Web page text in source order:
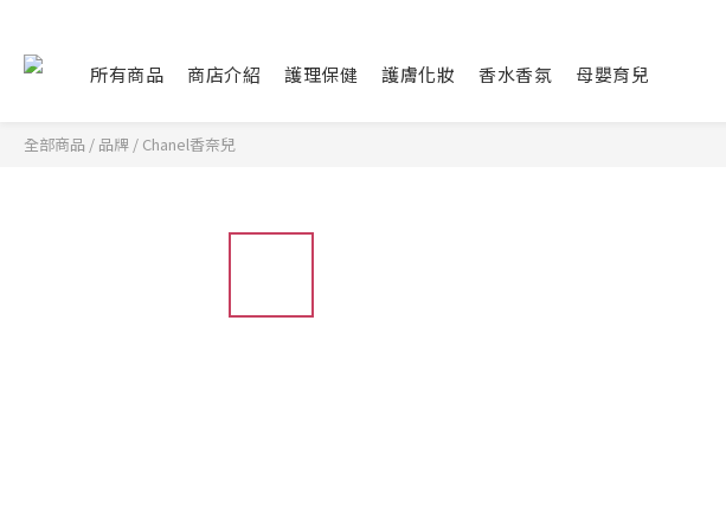
所有商品 商店介紹 護理保健 護膚化妝 香水香氛 母嬰育兒
全部商品 / 品牌 / Chanel香奈兒